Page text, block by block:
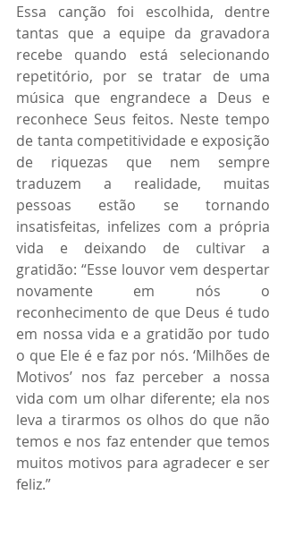
Essa canção foi escolhida, dentre
tantas que a equipe da gravadora
recebe quando está selecionando
repetitório, por se tratar de uma
música que engrandece a Deus e
reconhece Seus feitos. Neste tempo
de tanta competitividade e exposição
de riquezas que nem sempre
traduzem a realidade, muitas
pessoas estão se tornando
insatisfeitas, infelizes com a própria
vida e deixando de cultivar a
gratidão: “Esse louvor vem despertar
novamente em nós o
reconhecimento de que Deus é tudo
em nossa vida e a gratidão por tudo
o que Ele é e faz por nós. ‘Milhões de
Motivos’ nos faz perceber a nossa
vida com um olhar diferente; ela nos
leva a tirarmos os olhos do que não
temos e nos faz entender que temos
muitos motivos para agradecer e ser
feliz.”